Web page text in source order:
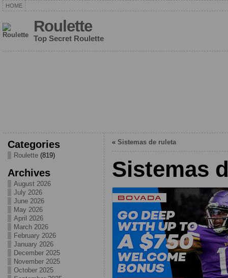
HOME
Roulette
Top Secret Roulette
Categories
Roulette(819)
Archives
August 2026
July 2026
June 2026
May 2026
April 2026
March 2026
February 2026
January 2026
December 2025
November 2025
October 2025
« Sistemas de ruleta
Sistemas